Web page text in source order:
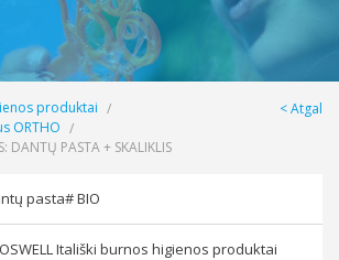
Atgal
produktai
ORTHO
PASTA + SKALIKLIS
pasta# BIO
Itališki burnos higienos produktai